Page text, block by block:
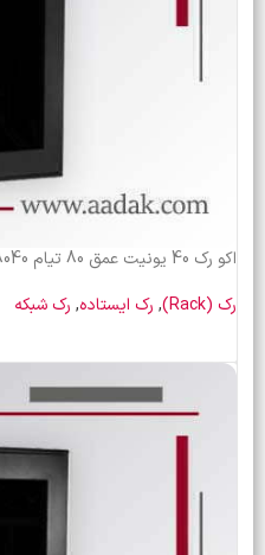
اکو رک 40 یونیت عمق 80 تیام tre-8040
رک (Rack)
, رک ایستاده, رک شبکه